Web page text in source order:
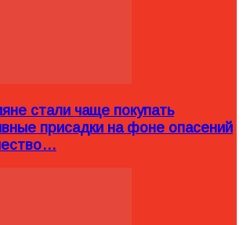
стали чаще покупать
присадки на фоне опасений